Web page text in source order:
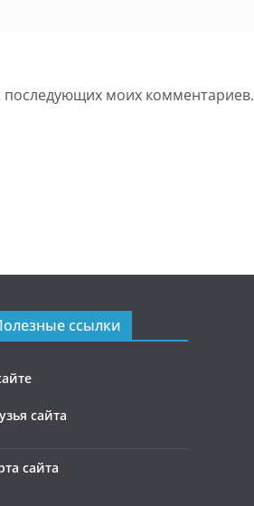
последующих моих комментариев.
ссылки
сайта
сайта